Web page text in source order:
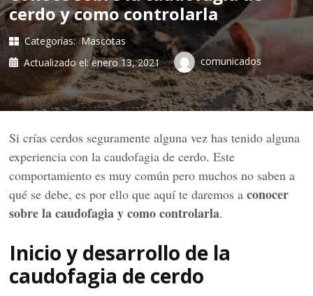
cerdo y como controlarla
Categorías: Mascotas
Actualizado el:enero 13, 2021 comunicados
Si crías cerdos seguramente alguna vez has tenido alguna
experiencia con la caudofagia de cerdo. Este
comportamiento es muy común pero muchos no saben a
qué se debe, es por ello que aquí te daremos aconocer
sobre la caudofagia y como controlarla.
Inicio y desarrollo de la
caudofagia de cerdo